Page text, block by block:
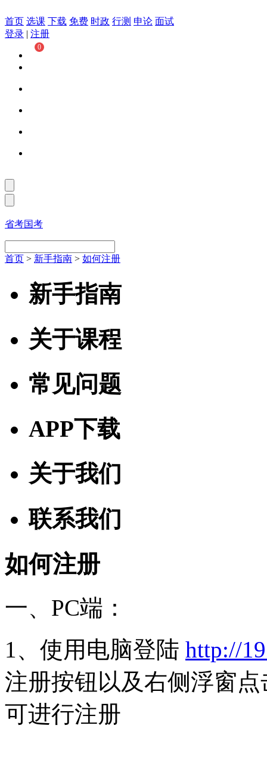
首页 选课 下载 免费 时政 行测 申论 面试
登录 | 注册
0
省考国考
首页 > 新手指南 > 如何注册
新手指南
关于课程
常见问题
APP下载
关于我们
联系我们
如何注册
一、PC端：
1、使用电脑登陆 http://
注册按钮以及右侧浮窗
可进行注册